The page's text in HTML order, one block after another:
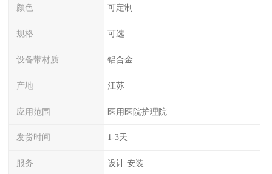
颜色 可定制
规格 可选
设备带材质 铝合金
产地 江苏
应用范围 医用医院护理院
发货时间 1-3天
服务 设计 安装